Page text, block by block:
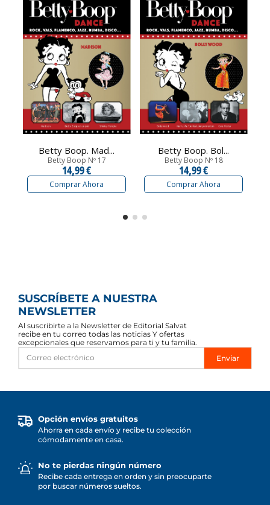
Betty Boop. Mad...
Betty Boop Nº 17
14,99 €
Comprar Ahora
Betty Boop. Bol...
Betty Boop Nº 18
14,99 €
Comprar Ahora
SUSCRÍBETE A NUESTRA
NEWSLETTER
Al suscribirte a la Newsletter de Editorial Salvat
recibe en tu correo todas las noticias Y ofertas
excepcionales que reservamos para ti y tu familia.
Enviar
Opción envíos gratuitos
Ahorra en cada envío y recibe tu colección
cómodamente en casa.
No te pierdas ningún número
Recibe cada entrega en orden y sin preocuparte
por buscar números sueltos.